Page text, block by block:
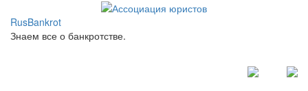
RusBankrot
Знаем все о банкротстве.